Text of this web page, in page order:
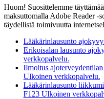
Huom! Suosittelemme
maksuttomalla Adobe Reader -
täydellistä toimivuutta
Lääkärinlausunto
Erikoisalan lausunto
verkkopalvelu.
Ilmoitus
Ulkoinen verkkopalvelu.
Lääkärinlausunto
F123 Ulkoinen